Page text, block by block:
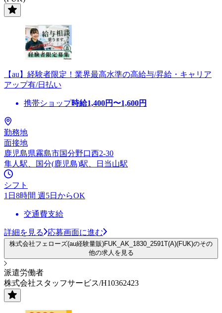
【au】経験者限定！業界最高水準の高給与/昇給・キャリア
アップ有/日払い
携帯ショップ時給1,400円〜1,600円
勤務地
面接地
鹿児島県霧島市国分野口西2-30
隼人駅、国分(鹿児島)駅、日当山駅
シフト
1日8時間 週5日からOK
交通費支給
詳細を見る 応募画面に進む
株式会社フェローズ(au経験量販)FUK_AK_1830_2591T(A)(FUK)のその
他の求人を見る
派遣労働者
株式会社スタッフサービス/H10362423